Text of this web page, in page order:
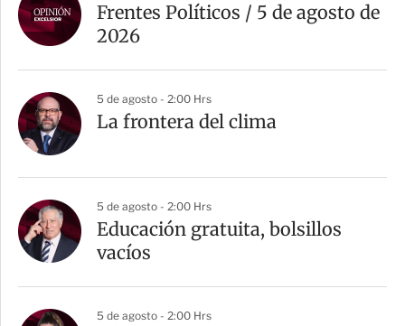
Frentes Políticos / 5 de agosto de
2026
5 de agosto - 2:00 Hrs
La frontera del clima
5 de agosto - 2:00 Hrs
Educación gratuita, bolsillos
vacíos
5 de agosto - 2:00 Hrs